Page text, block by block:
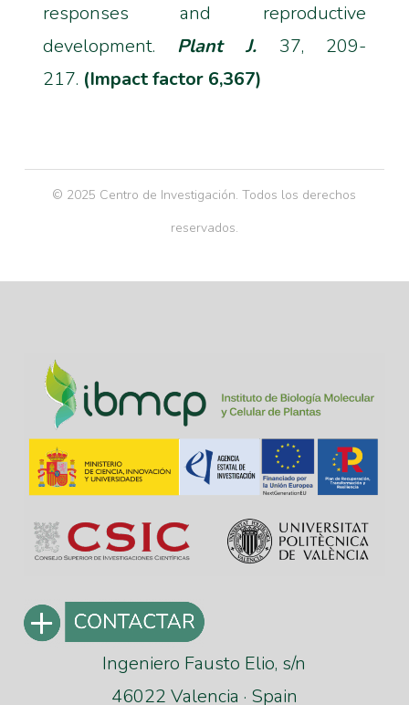
responses and reproductive
development. Plant J. 37, 209-
217. (Impact factor 6,367)
© 2025 Centro de Investigación. Todos los derechos
reservados.
Ingeniero Fausto Elio, s/n
46022 Valencia · Spain